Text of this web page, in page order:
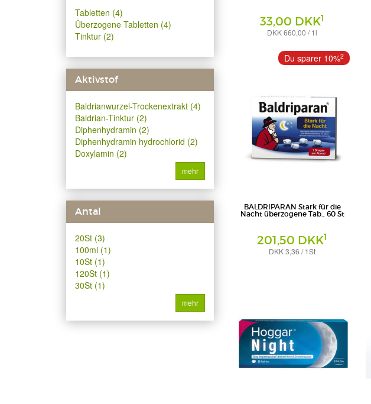
Tabletten (4)
Überzogene Tabletten (4)
Tinktur (2)
Aktivstof
Baldrianwurzel-Trockenextrakt (4)
Baldrian-Tinktur (2)
Diphenhydramin (2)
Diphenhydramin hydrochlorid (2)
Doxylamin (2)
mehr
Antal
20St (3)
100ml (1)
10St (1)
120St (1)
30St (1)
mehr
33,00 DKK1
DKK 660,00 / 1l
BALDRIPARAN Stark für die
Nacht überzogene Tab., 60 St
201,50 DKK1
DKK 3,36 / 1St
Du sparer 10%2